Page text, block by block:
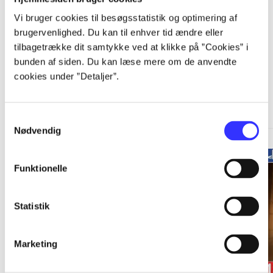
Vi bruger cookies til besøgsstatistik og optimering af
brugervenlighed. Du kan til enhver tid ændre eller
tilbagetrække dit samtykke ved at klikke på ”Cookies” i
bunden af siden. Du kan læse mere om de anvendte
cookies under ”Detaljer”.
Nødvendig
Funktionelle
Statistik
Marketing
A Telltale Games series